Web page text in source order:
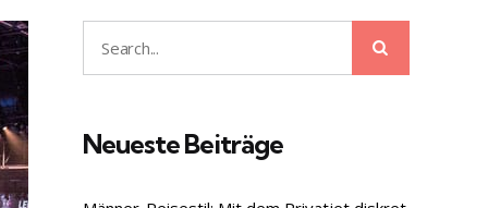
Search
for:
Neueste Beiträge